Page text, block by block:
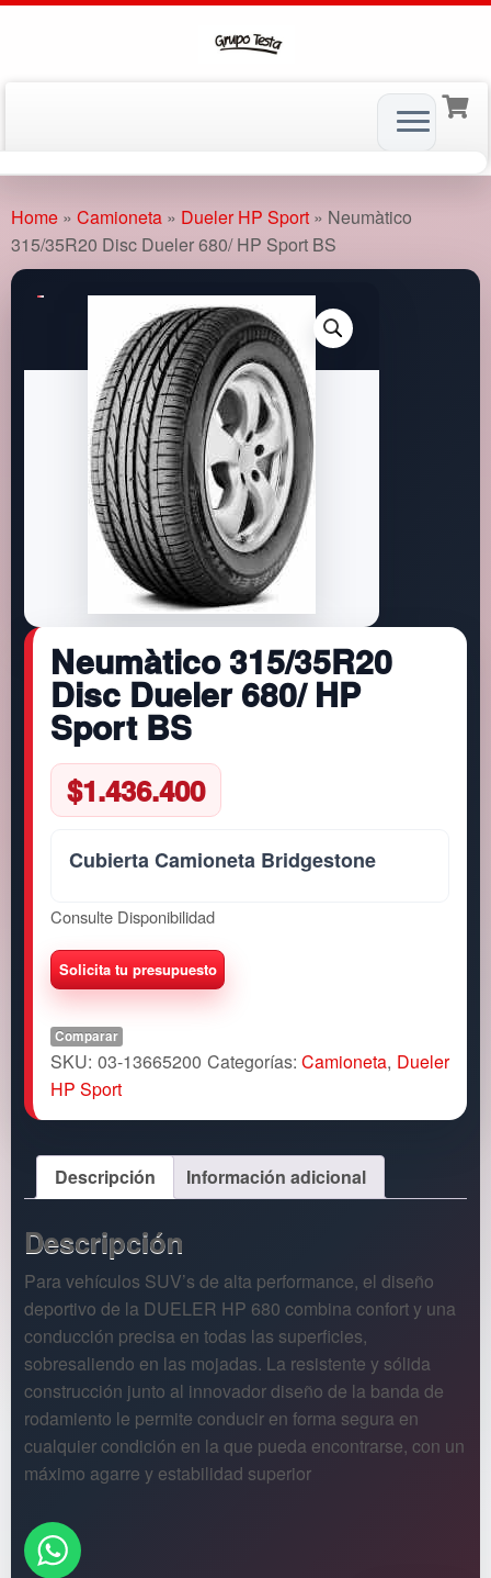
to
content
Home » Camioneta » Dueler HP Sport » Neumàtico
315/35R20 Disc Dueler 680/ HP Sport BS
Neumàtico 315/35R20
Disc Dueler 680/ HP
Sport BS
$1.436.400
Cubierta Camioneta Bridgestone
Consulte Disponibilidad
Comparar
SKU: 03-13665200 Categorías:Camioneta, Dueler
HP Sport
Descripción Información adicional
Descripción
Para vehículos SUV’s de alta performance, el diseño
deportivo de la DUELER HP 680 combina confort y una
conducción precisa en todas las superficies,
sobresaliendo en las mojadas. La resistente y sólida
construcción junto al innovador diseño de la banda de
rodamiento le permite conducir en forma segura en
cualquier condición en la que pueda encontrarse, con un
máximo agarre y estabilidad superior